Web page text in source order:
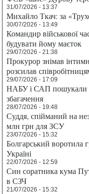
31/07/2026 - 13:37
Михайло Ткач: за
30/07/2026 - 13:49
Командир військової
будувати йому маєток
29/07/2026 - 21:38
Прокурор знімав
розсилав
29/07/2026 - 17:09
НАБУ і САП пошукали у
збагачення
28/07/2026 - 19:48
Суддя, спійманий на
млн грн для ЗСУ
23/07/2026 - 15:32
Болгарський воротила
Україні
22/07/2026 - 12:59
Син соратника кума
в СЗЧ
21/07/2026 - 15:32